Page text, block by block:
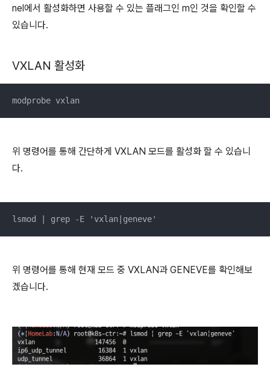
nel에서 활성화하면 사용할 수 있는 플래그인 m인 것을 확인할 수
있습니다.
VXLAN 활성화
modprobe vxlan
위 명령어를 통해 간단하게 VXLAN 모드를 활성화 할 수 있습니
다.
lsmod | grep -E 'vxlan|geneve'
위 명령어를 통해 현재 모드 중 VXLAN과 GENEVE를 확인해보
겠습니다.